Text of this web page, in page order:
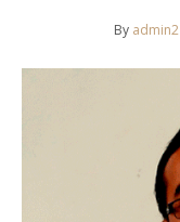
By admin2